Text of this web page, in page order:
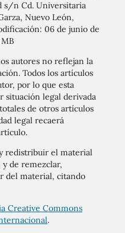
s/n Cd. Universitaria
Nuevo León,
06 de junio de
autores no reflejan la
Todos los artículos
por lo que esta
situación legal derivada
de otros artículos
legal recaerá
redistribuir el material
de remezclar,
del material, citando
Creative Commons
.